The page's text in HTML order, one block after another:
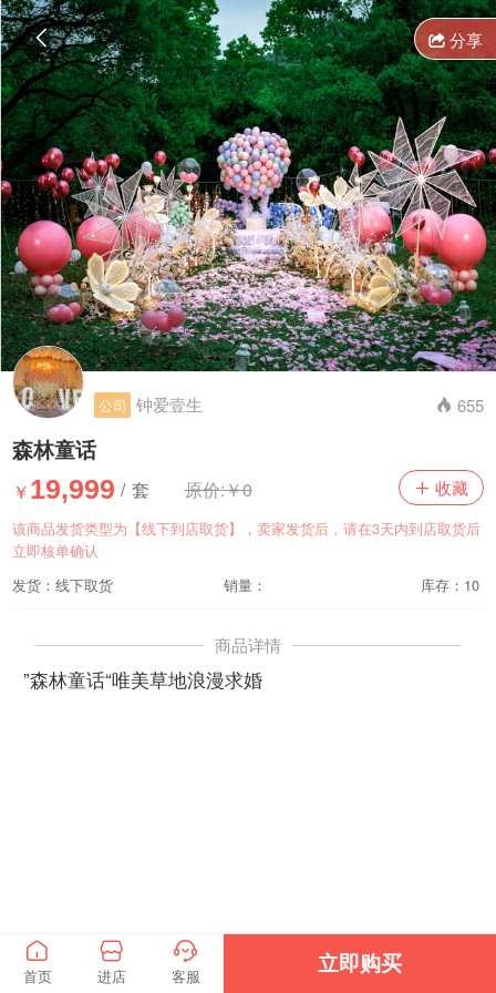
  分享
公司 钟爱壹生  655
森林童话
￥19,999 套 原价:￥0  收藏
该商品发货类型为【线下到店取货】，卖家发货后，请在3天内到店取货后
立即核单确认
发货：线下取货
销量： 库存：10
商品详情
”森林童话“唯美草地浪漫求婚

首页

进店

客服 立即购买